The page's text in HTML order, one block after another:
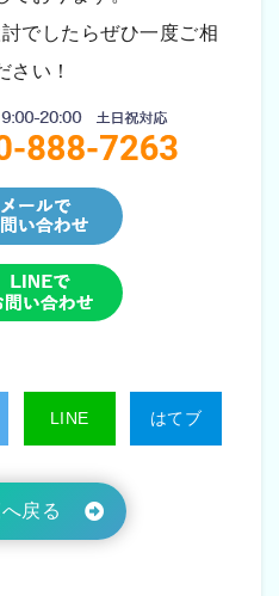
でしたらぜひ一度ご相
さい！
LINE はてブ
戻る